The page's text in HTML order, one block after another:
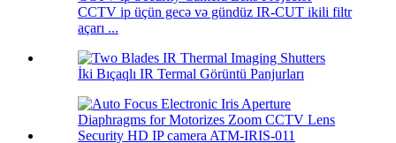
CCTV ip üçün gecə və gündüz IR-CUT ikili filtr
açarı ...
İki Bıçaqlı IR Termal Görüntü Panjurları